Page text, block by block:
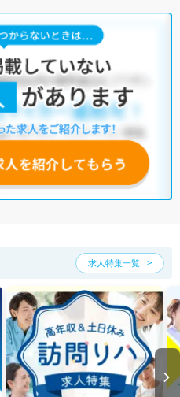
うな条件が人気です。
なめ ・ 正社員(正職員)
(在宅医療) ・小児リハビリ
ので、「こだわり条件」から検索
ださい。
くことも可能です。
ただくと、ご希望条件をヒアリン
確認も、お気軽にご相談くださ
求人特集一覧